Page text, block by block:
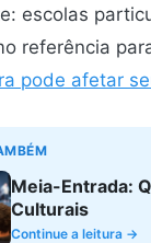
escolas
referência
pode afetar
Meia-Entrada:
Culturais
Continue a leitura →